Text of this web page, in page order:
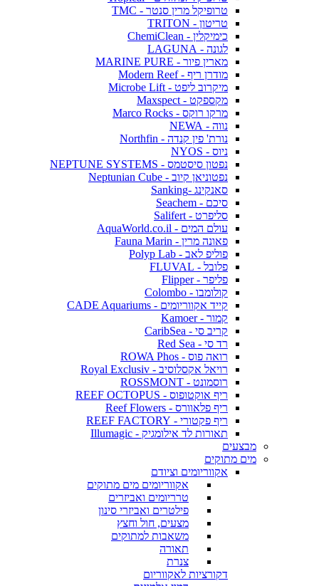
טרופיקל מרין סנטר - TMC
טריטון - TRITON
כימיקלין - ChemiClean
לגונה - LAGUNA
מארין פיור - MARINE PURE
מודרן ריף - Modern Reef
מיקרוב ליפט - Microbe Lift
מקספקט - Maxspect
מרקו רוקס - Marco Rocks
נווה - NEWA
נורת' פין קנדה - Northfin
ניוס - NYOS
נפטון סיסטמס - NEPTUNE SYSTEMS
נפטוניאן קיוב - Neptunian Cube
סאנקינג -Sanking
סיכם - Seachem
סליפרט - Salifert
עולם המים - AquaWorld.co.il
פאונה מרין - Fauna Marin
פוליפ לאב - Polyp Lab
פלובל - FLUVAL
פליפר - Flipper
קולומבו - Colombo
קייד אקווריומים - CADE Aquariums
קמור - Kamoer
קריב סי - CaribSea
רד סי - Red Sea
רואה פוס - ROWA Phos
רויאל אקסלוסיב - Royal Exclusiv
רוסמונט - ROSSMONT
ריף אוקטופוס - REEF OCTOPUS
ריף פלאוורס - Reef Flowers
ריף פקטורי - REEF FACTORY
תאורות לד אילומגיק - Illumagic
מבצעים
מים מתוקים
אקווריומים וציודם
אקווריומים מים מתוקים
טרריומים ואביזרים
פילטרים ואביזרי סינון
מצעים, חול וחצץ
משאבות למתוקים
תאורה
צנרת
דקורציות לאקווריום